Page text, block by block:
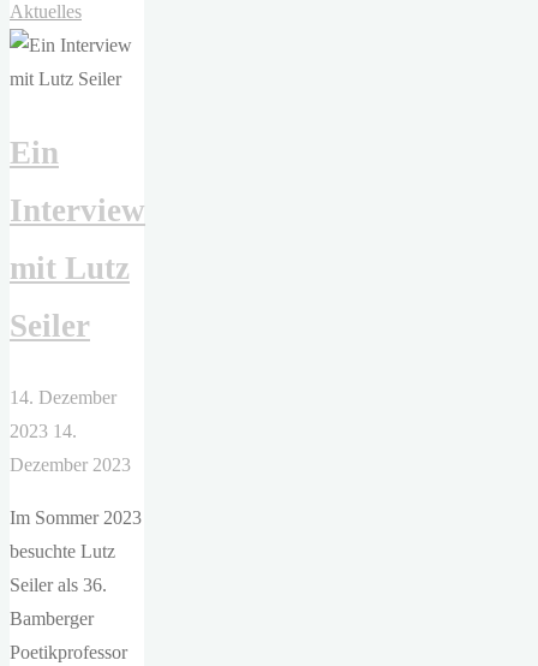
und
Elmar
liebt
Die
Aktuelles
Ein
Interview
mit Lutz
Seiler
14. Dezember
2023 14.
Dezember 2023
Im Sommer 2023
besuchte Lutz
Seiler als 36.
Bamberger
Poetikprofessor